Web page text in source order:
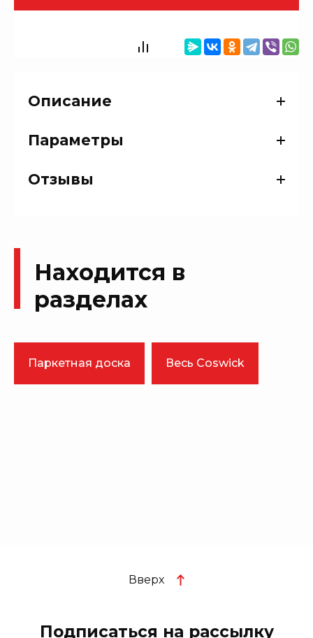
Описание
Параметры
Отзывы
Находится в
разделах
Паркетная доска Весь Coswick
Вверх
Подписаться на рассылку